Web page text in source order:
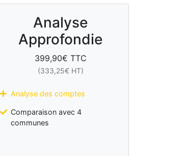
Analyse
Approfondie
399,90€ TTC
(333,25€ HT)
Analyse des comptes
Comparaison avec 4
communes